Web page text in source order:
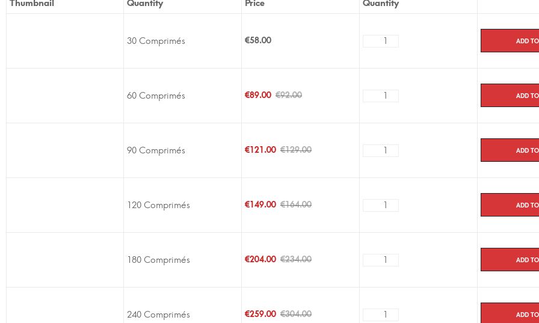
Thumbnail Quantity Price Quantity
30 Comprimés €58.00 Add
60 Comprimés €92.00
€89.00 Add
90 Comprimés €129.00
€121.00 Add
120 Comprimés €164.00
€149.00 Add
180 Comprimés €234.00
€204.00 Add
240 Comprimés €304.00
€259.00 Add